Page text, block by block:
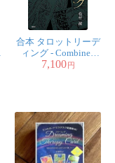
合本 タロットリーデ
ィング - Combined
Tarot Reading
7,100円